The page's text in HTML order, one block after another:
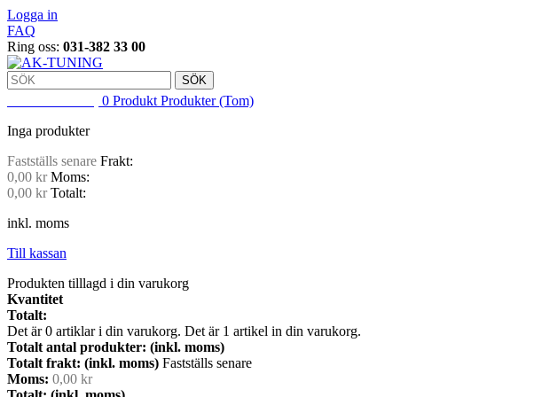
Logga in
FAQ
Ring oss: 031-382 33 00
SÖK
0 Produkt Produkter (Tom)
Inga produkter
Fastställs senare Frakt:
0,00 kr Moms:
0,00 kr Totalt:
inkl. moms
Till kassan
Produkten tilllagd i din varukorg
Kvantitet
Totalt:
Det är0 artiklar i din varukorg. Det är 1 artikel in din varukorg.
Totalt antal produkter: (inkl. moms)
Totalt frakt: (inkl. moms) Fastställs senare
Moms: 0,00 kr